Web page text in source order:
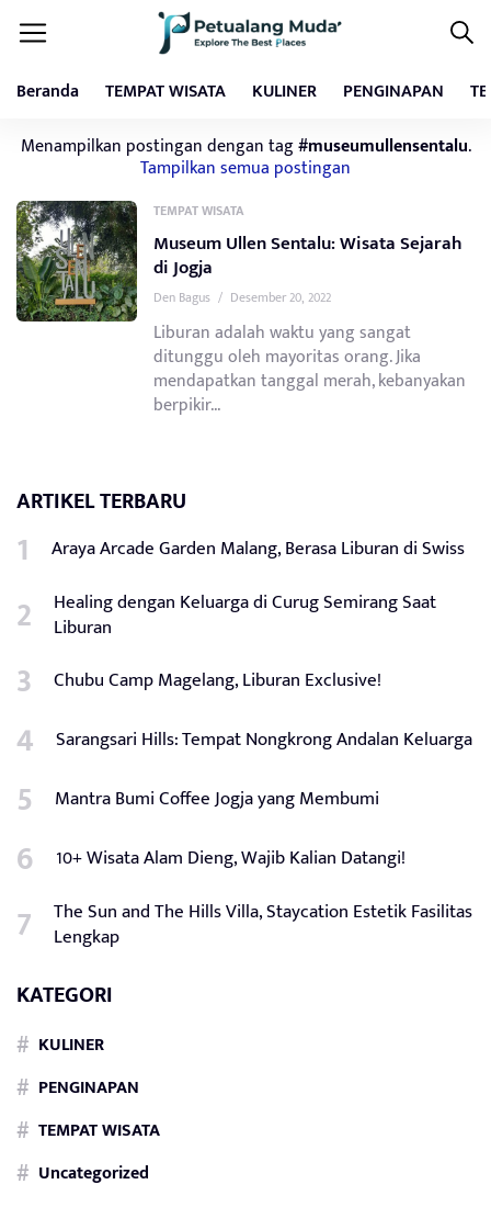
Beranda TEMPAT WISATA KULINER PENGINAPAN
Menampilkan postingan dengan tag#museumullensentalu.
Tampilkan semua postingan
TEMPAT WISATA
Museum Ullen Sentalu: Wisata Sejarah
di Jogja
Den Bagus / Desember 20, 2022
Liburan adalah waktu yang sangat
ditunggu oleh mayoritas orang. Jika
mendapatkan tanggal merah, kebanyakan
berpikir...
ARTIKEL TERBARU
Araya Arcade Garden Malang, Berasa Liburan di Swiss
Healing dengan Keluarga di Curug Semirang Saat
Liburan
Chubu Camp Magelang, Liburan Exclusive!
Sarangsari Hills: Tempat Nongkrong Andalan Keluarga
Mantra Bumi Coffee Jogja yang Membumi
10+ Wisata Alam Dieng, Wajib Kalian Datangi!
The Sun and The Hills Villa, Staycation Estetik Fasilitas
Lengkap
KATEGORI
KULINER
PENGINAPAN
TEMPAT WISATA
Uncategorized